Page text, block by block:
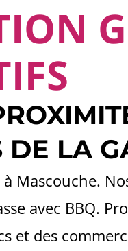
LA
Mascouche.
avec BBQ.
et des